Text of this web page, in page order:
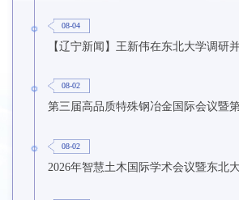
08-04
【辽宁新闻】王新伟在东北大学调研
08-02
08-02